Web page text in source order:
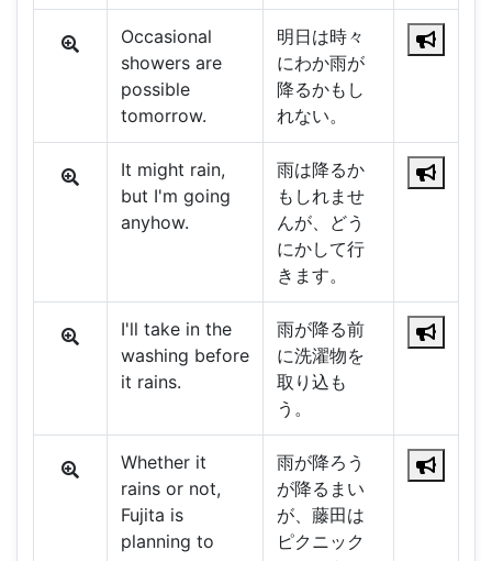
Occasional
showers are
possible
tomorrow.
明日は時々
にわか雨が
降るかもし
れない。
It might rain,
but I'm going
anyhow.
雨は降るか
もしれませ
んが、どう
にかして行
きます。
I'll take in the
washing before
it rains.
雨が降る前
に洗濯物を
取り込も
う。
Whether it
rains or not,
Fujita is
planning to
雨が降ろう
が降るまい
が、藤田は
ピクニック